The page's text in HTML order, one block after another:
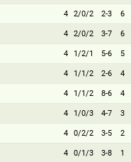
4 2/0/2 2-3 6
4 2/0/2 3-7 6
4 1/2/1 5-6 5
4 1/1/2 2-6 4
4 1/1/2 8-6 4
4 1/0/3 4-7 3
4 0/2/2 3-5 2
4 0/1/3 3-8 1